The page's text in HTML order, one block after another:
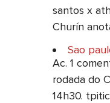
santos x
Churín
Sao
Ac. 1
rodada do
14h30.